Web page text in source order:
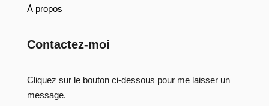
À propos
Contactez-moi
Cliquez sur le bouton ci-dessous pour me laisser un
message.